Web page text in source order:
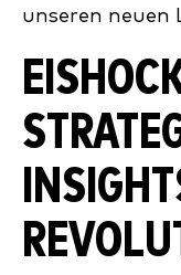
unseren neuen